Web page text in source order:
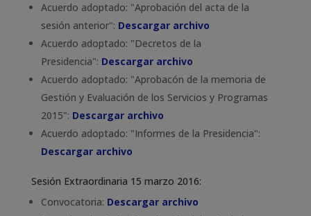
Acuerdo adoptado: "Aprobación del acta de la
sesión anterior": Descargar archivo
Acuerdo adoptado: "Decretos de la
Presidencia": Descargar archivo
Acuerdo adoptado: "Aprobacón de la memoria de
Gestión y Evaluación de los Servicios y Programas
2015": Descargar archivo
Acuerdo adoptado: "Informes de la Presidencia":
Descargar archivo
Sesión Extraordinaria 15 marzo 2016:
Convocatoria: Descargar archivo